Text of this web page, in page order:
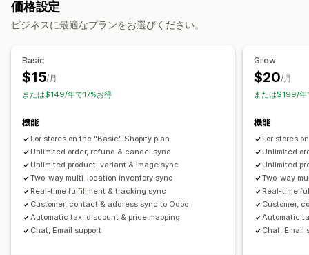
在庫管理
価格設定
ビジネスに最適なプランをお選びください。
Basic
$15/月
または$149/年で17%お得
機能
For stores on the “Basic" Shopify plan
Unlimited order, refund & cancel sync
Unlimited product, variant & image sync
Two-way multi-location inventory sync
Real-time fulfillment & tracking sync
Customer, contact & address sync to Odoo
Automatic tax, discount & price mapping
Chat, Email support
Grow
$20/月
または$199/年
機能
For stores
Unlimited
Unlimited
Two-way
Real-time
Customer,
Automatic
Chat, Email